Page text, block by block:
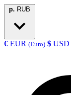
р. RUB
€ EUR (Euro) $ USD